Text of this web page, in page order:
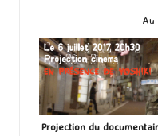
Au
Projection du